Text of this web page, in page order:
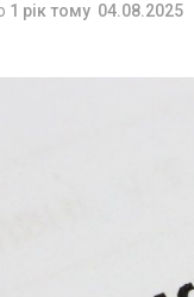
1 рік тому 04.08.2025